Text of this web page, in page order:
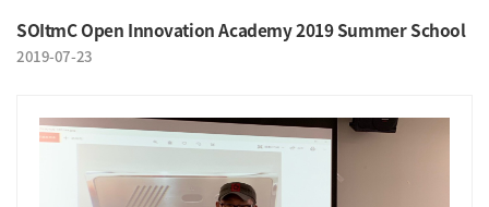
SOItmC Open Innovation Academy 2019 Summer School
2019-07-23